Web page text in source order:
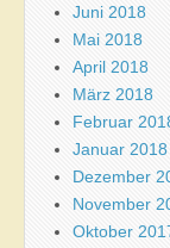
Juni 2018
Mai 2018
April 2018
März 2018
Februar
Januar 2018
Dezember
November
Oktober